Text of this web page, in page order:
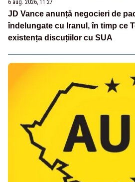
6 aug. 2026, 11:27
JD Vance anunță negocieri de
îndelungate cu Iranul, în timp ce
existența discuțiilor cu SUA